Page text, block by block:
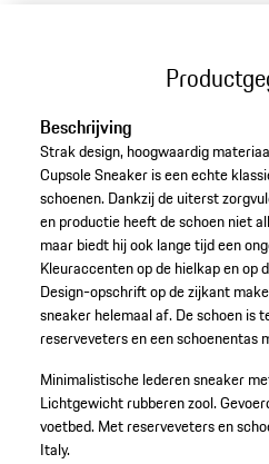
Beschrijving
Strak design, hoogwaardig
Cupsole Sneaker is een echte
schoenen. Dankzij de uiterst
en productie heeft de schoen niet
maar biedt hij ook lange tijd een
Kleuraccenten op de hielkap en op
Design-opschrift op de zijkant
sneaker helemaal af. De schoen is
reserveveters en een schoenentas
Minimalistische lederen sneaker
Lichtgewicht rubberen zool.
voetbed.Met reserveveters en
Italy.